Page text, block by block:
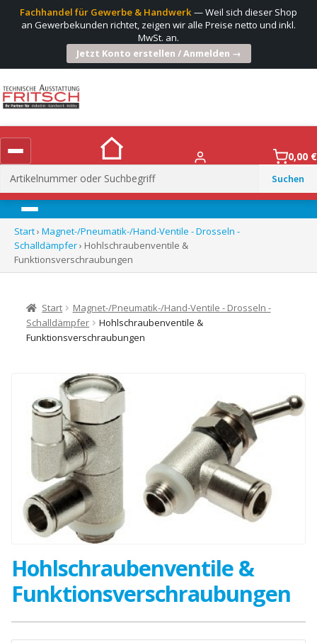
Fachhandel für Gewerbe & Handwerk— Weil sich dieser Shop
an Gewerbekunden richtet, zeigen wir alle Preise netto und inkl.
MwSt. an.
Jetzt Konto erstellen / Anmelden →
Suchen
nach:
0,00 €
Menü
Start› Magnet-/Pneumatik-/Hand-Ventile - Drosseln -
Schalldämpfer› Hohlschraubenventile &
Funktionsverschraubungen
Start
Magnet-/Pneumatik-/Hand-Ventile - Drosseln -
Schalldämpfer
Hohlschraubenventile &
Funktionsverschraubungen
Hohlschraubenventile &
Funktionsverschraubungen